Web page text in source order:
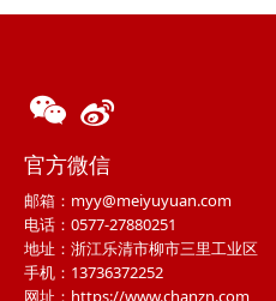
官方微信
邮箱：myy@meiyuyuan.com
电话：0577-27880251
地址：浙江乐清市柳市三里工业区
手机：13736372252